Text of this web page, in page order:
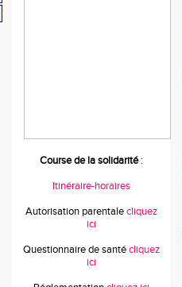
Course de la solidarité:
Itinéraire-horaires
Autorisation parentalecliquez
ici
Questionnaire de santécliquez
ici